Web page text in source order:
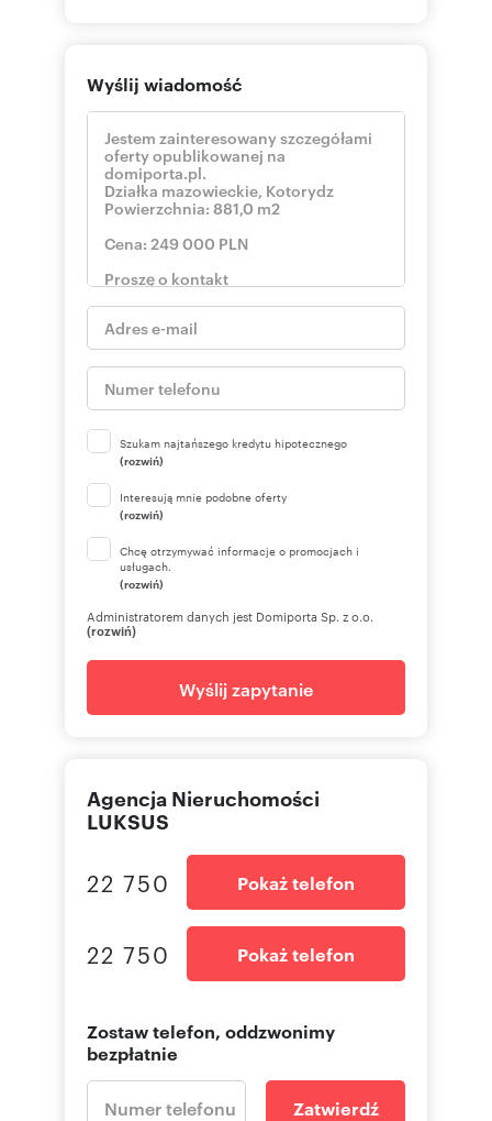
Wyślij wiadomość
Szukam najtańszego kredytu hipotecznego
(rozwiń)
Interesują mnie podobne oferty
(rozwiń)
Chcę otrzymywać informacje o promocjach i
usługach.
(rozwiń)
Administratorem danych jest Domiporta Sp. z o.o.
(rozwiń)
Wyślij zapytanie
Agencja Nieruchomości
LUKSUS
22 750 Pokaż telefon
22 750 Pokaż telefon
Zostaw telefon, oddzwonimy
bezpłatnie
Zatwierdź